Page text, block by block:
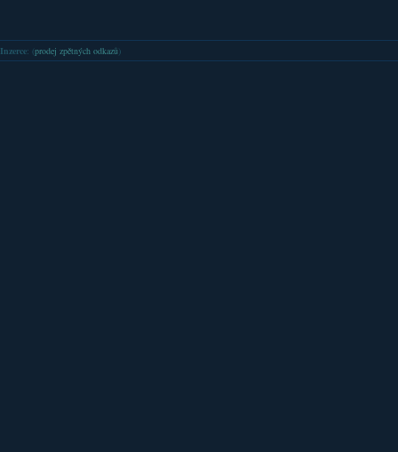
Inzerce: (prodej zpětných odkazů )